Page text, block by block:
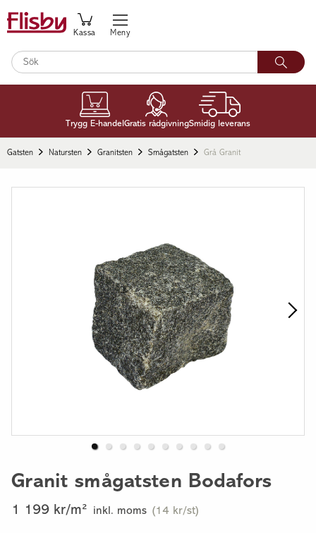
Meny
Kassa
Trygg E-handel Gratis rådgivningSmidig leverans
Gatsten Natursten Granitsten Smågatsten Grå Granit
Granit smågatsten Bodafors
1 199 kr/m² inkl. moms (14 kr/st)